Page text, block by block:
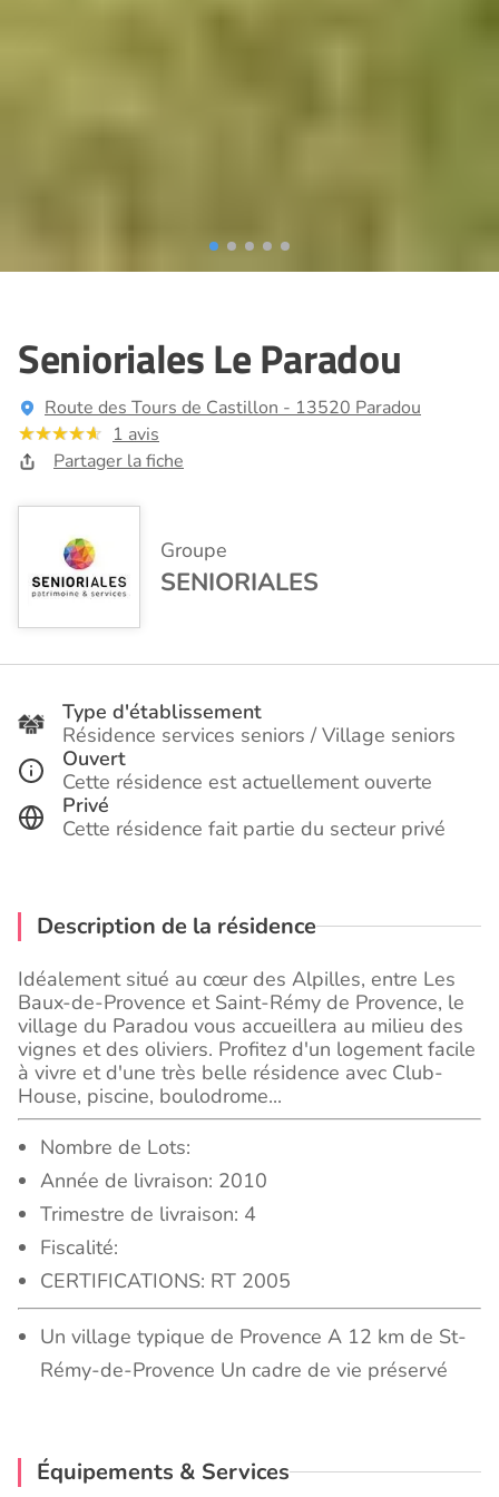
Senioriales Le Paradou
Route des Tours de Castillon - 13520 Paradou
1 avis
Partager la fiche
Groupe
SENIORIALES
Type d'établissement
Résidence services seniors / Village seniors
Ouvert
Cette résidence est actuellement ouverte
Privé
Cette résidence fait partie du secteur privé
Description de la résidence
Idéalement situé au cœur des Alpilles, entre Les
Baux-de-Provence et Saint-Rémy de Provence, le
village du Paradou vous accueillera au milieu des
vignes et des oliviers. Profitez d'un logement facile
à vivre et d'une très belle résidence avec Club-
House, piscine, boulodrome...
Nombre de Lots:
Année de livraison: 2010
Trimestre de livraison: 4
Fiscalité:
CERTIFICATIONS: RT 2005
Un village typique de Provence A 12 km de St-
Rémy-de-Provence Un cadre de vie préservé
Équipements & Services